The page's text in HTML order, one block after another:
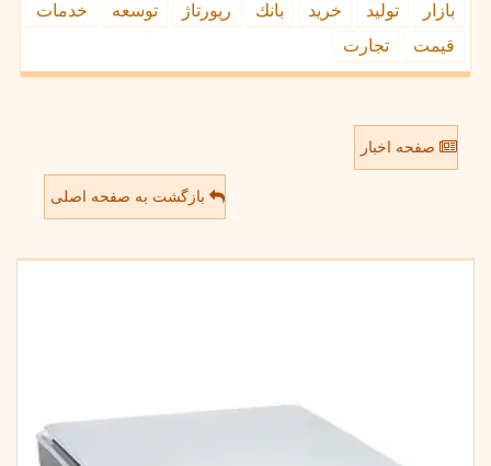
بازار تولید خرید بانك رپورتاژ توسعه
خدمات
قیمت
تجارت
صفحه اخبار
بازگشت به صفحه اصلی